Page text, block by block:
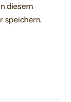
diesem
speichern.